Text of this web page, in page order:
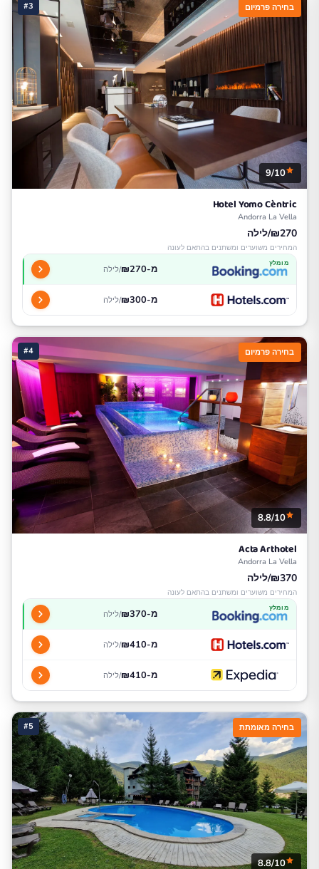
#3 בחירה פרמיום
9/10
Hotel Yomo Cèntric
Andorra La Vella
₪270/לילה
המחירים משוערים ומשתנים בהתאם לעונה
מומלץ מ-₪270 /לילה
מ-₪300 /לילה
#4 בחירה פרמיום
8.8/10
Acta Arthotel
Andorra La Vella
₪370/לילה
המחירים משוערים ומשתנים בהתאם לעונה
מומלץ מ-₪370 /לילה
מ-₪410 /לילה
מ-₪410 /לילה
#5 בחירה מאומתת
8.8/10